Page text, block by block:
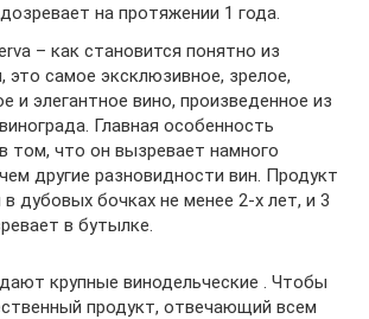
на протяжении 1 года.
– как становится понятно из
это самое эксклюзивное, зрелое,
и элегантное вино, произведенное из
Главная особенность
том, что он вызревает намного
другие разновидности вин. Продукт
в дубовых бочках не менее 2-х лет, и 3
в бутылке.
крупные винодельческие . Чтобы
продукт, отвечающий всем